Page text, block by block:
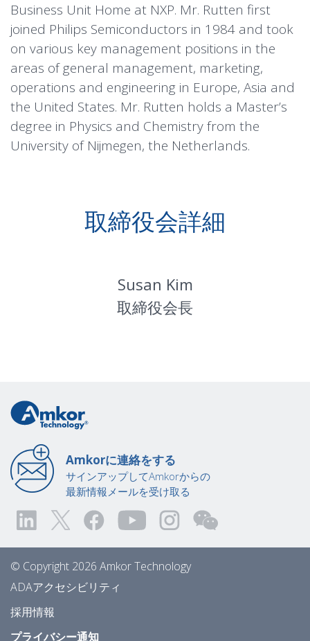
Business Unit Home at NXP. Mr. Rutten first
joined Philips Semiconductors in 1984 and took
on various key management positions in the
areas of general management, marketing,
operations and engineering in Europe, Asia and
the United States. Mr. Rutten holds a Master’s
degree in Physics and Chemistry from the
University of Nijmegen, the Netherlands.
取締役会詳細
Susan Kim
取締役会長
Amkorに連絡をする
サインアップしてAmkorからの
最新情報メールを受け取る
© Copyright 2026 Amkor Technology
ADAアクセシビリティ
採用情報
プライバシー通知